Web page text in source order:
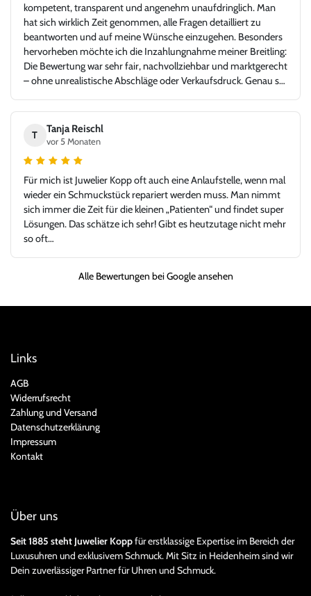
kompetent, transparent und angenehm unaufdringlich. Man
hat sich wirklich Zeit genommen, alle Fragen detailliert zu
beantworten und auf meine Wünsche einzugehen. Besonders
hervorheben möchte ich die Inzahlungnahme meiner Breitling:
Die Bewertung war sehr fair, nachvollziehbar und marktgerecht
– ohne unrealistische Abschläge oder Verkaufsdruck. Genau so
Uhrenhandel vor. Die Rolex Submariner war in top Zustand,
exakt wie beschrieben, inklusive aller Unterlagen. Der gesamte
Ablauf – von der Bewertung über die Abwicklung bis zur
Übergabe – verlief absolut reibungslos und hochprofessionell.
Ich habe mich jederzeit gut aufgehoben gefühlt und würde hier
jederzeit wieder kaufen oder verkaufen. Ein Händler, dem man
vertrauen kann und bei dem Leidenschaft für Uhren und
Fairness gegenüber dem Kunden klar im Vordergrund stehen.
Vielen Dank für dieses großartige Kauferlebnis, und danke an
Herr Kopp!
T
Tanja Reischl
vor 5 Monaten
Für mich ist Juwelier Kopp oft auch eine Anlaufstelle, wenn mal
wieder ein Schmuckstück repariert werden muss. Man nimmt
sich immer die Zeit für die kleinen „Patienten“ und findet super
Lösungen. Das schätze ich sehr! Gibt es heutzutage nicht mehr
so oft…
Alle Bewertungen bei Google ansehen
Links
AGB
Widerrufsrecht
Zahlung und Versand
Datenschutzerklärung
Impressum
Kontakt
Über uns
Seit 1885 steht Juwelier Koppfür erstklassige Expertise im Bereich der
Luxusuhren und exklusivem Schmuck. Mit Sitz in Heidenheim sind wir
Dein zuverlässiger Partner für Uhren und Schmuck.